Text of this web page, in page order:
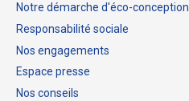
Notre démarche d'éco-conception
Responsabilité sociale
Nos engagements
Espace presse
Nos conseils